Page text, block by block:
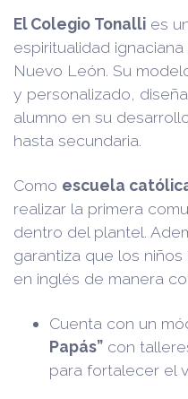
El Colegio Tonalli es
espiritualidad
Nuevo León. Su
y personalizado,
alumno en su
hasta secundaria.
Como escuela
realizar la primera
dentro del plantel.
garantiza que los
en inglés de manera
Cuenta con un
Papás” con
para fortalecer el